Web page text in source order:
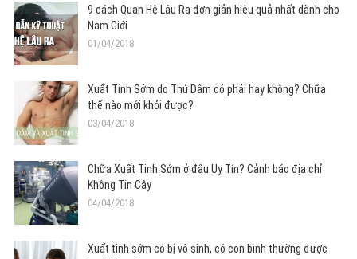
9 cách Quan Hệ Lâu Ra đơn giản hiệu quả nhất dành cho
Nam Giới
01/04/2018
Xuất Tinh Sớm do Thủ Dâm có phải hay không? Chữa
thế nào mới khỏi được?
03/04/2018
Chữa Xuất Tinh Sớm ở đâu Uy Tín? Cảnh báo địa chỉ
Không Tin Cậy
04/04/2018
Xuất tinh sớm có bị vô sinh, có con bình thường được